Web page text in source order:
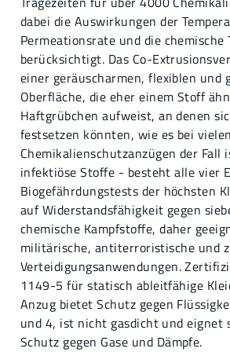
dabei die Auswirkungen der
Permeationsrate und die chemische
berücksichtigt. Das Co-
einer geräuscharmen, flexiblen und
Oberfläche, die eher einem Stoff
Haftgrübchen aufweist, an denen
festsetzen könnten, wie es bei vielen
Chemikalienschutzanzügen der Fall
infektiöse Stoffe - besteht alle vier
Biogefährdungstests der höchsten
auf Widerstandsfähigkeit gegen
chemische Kampfstoffe, daher
militärische, antiterroristische und
Verteidigungsanwendungen.
1149-5 für statisch ableitfähige
Anzug bietet Schutz gegen
und 4, ist nicht gasdicht und eignet
Schutz gegen Gase und Dämpfe.